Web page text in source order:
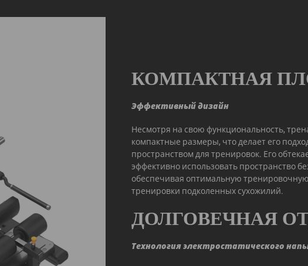
КОМПАКТНАЯ
Эффективный дизайн
Несмотря на свою функциональность,
компактные размеры, что делает его
пространством для тренировок. Его
эффективно использовать пространство
обеспечивая оптимальную
тренировки подколенных сухожилий.
ДОЛГОВЕЧНАЯ
Технология электростатического